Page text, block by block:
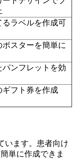
ラベルを作成可
スターを簡単に
ンフレットを効
ギフト券を作成
います。患者向け
単に作成できま